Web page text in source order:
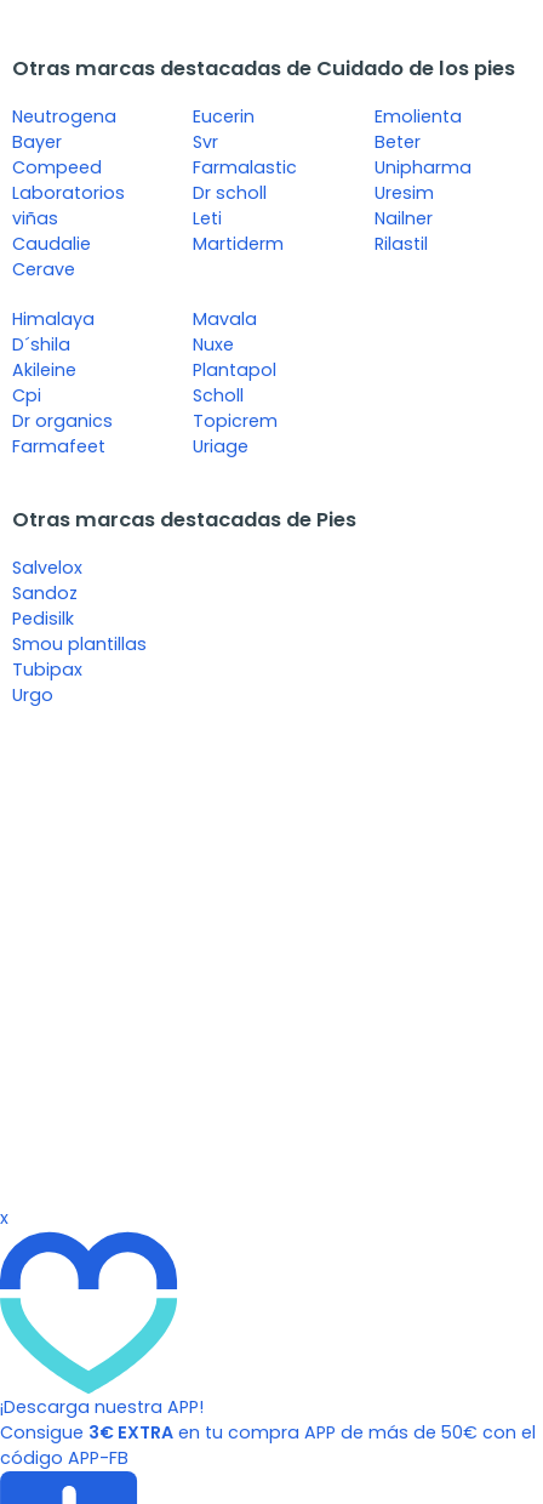
Otras marcas destacadas de Cuidado de los pies
Neutrogena
Bayer
Compeed
Laboratorios
viñas
Caudalie
Cerave
Eucerin
Svr
Farmalastic
Dr scholl
Leti
Martiderm
Emolienta
Beter
Unipharma
Uresim
Nailner
Rilastil
Himalaya
D´shila
Akileine
Cpi
Dr organics
Farmafeet
Mavala
Nuxe
Plantapol
Scholl
Topicrem
Uriage
Otras marcas destacadas de Pies
Salvelox
Sandoz
Pedisilk
Smou plantillas
Tubipax
Urgo
x
¡Descarga nuestra APP!
Consigue 3€ EXTRA en tu compra APP de más de 50€ con el
código APP-FB